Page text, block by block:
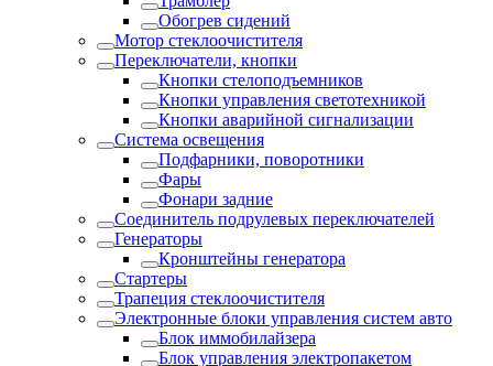
Обогрев сидений
Мотор стеклоочистителя
Переключатели, кнопки
Кнопки стелоподъемников
Кнопки управления светотехникой
Кнопки аварийной сигнализации
Система освещения
Подфарники, поворотники
Фары
Фонари задние
Соединитель подрулевых переключателей
Генераторы
Кронштейны генератора
Стартеры
Трапеция стеклоочистителя
Электронные блоки управления систем авто
Блок иммобилайзера
Блок управления электропакетом